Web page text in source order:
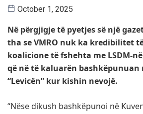
October 1, 2025
Në përgjigje të pyetjes së një
tha se VMRO nuk ka kredibilitet
koalicione të fshehta me LSDM-
që në të kaluarën bashkëpunuan
“Levicën” kur kishin nevojë.
“Nëse dikush bashkëpunoi në